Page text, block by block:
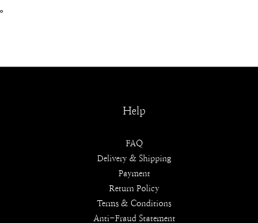
Help
FAQ
Delivery & Shipping
Payment
Return Policy
Terms & Conditions
Anti-Fraud Statement